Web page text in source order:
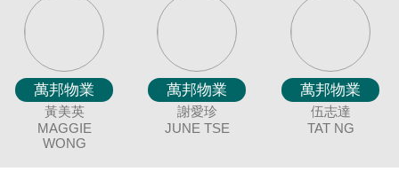
們
萬邦物業
冼嘉臻
BORIS SIN
萬邦物業
聶美玲
MAY NIP
萬邦物業
廖細鳳
SISI LIAO
萬邦物業
唐英霞
DEBBIE TONG
萬邦物業
黃美英
MAGGIE
WONG
萬邦物業
顏志鴻
DAVID NGAN
萬邦物業
余志雄
JIMMY YU
萬邦物業
袁月明
MING YUAN
萬邦物業
吳美美
MEI NG
萬邦物業
謝愛珍
JUNE TSE
萬邦物業
蔡秀晶
CRYSTAL
萬邦物業
連愛玲
ELIZA LIN
萬邦物業
陳蘭貞
COCO CHAN
萬邦物業
羅貝銘
MING LO
萬邦物業
陳詩佩
CANDY CHAN
萬邦物業
童麗珍
JOEY TONG
萬邦物業
鍾唯美
ANGEL CHUNG
萬邦物業
伍志達
TAT NG